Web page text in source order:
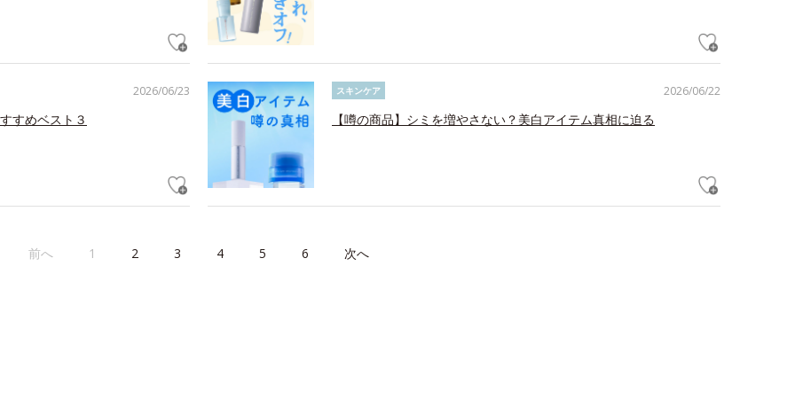
2026/06/23
すめベスト３
2026/06/22
スキンケア
【噂の商品】シミを増やさない？美白アイテム真相に迫る
前へ 1 2 3 4 5 6 次へ